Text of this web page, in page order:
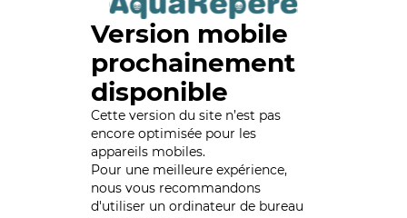
Version mobile
prochainement
disponible
Cette version du site n’est pas
encore optimisée pour les
appareils mobiles.
Pour une meilleure expérience,
nous vous recommandons
d'utiliser un ordinateur de bureau